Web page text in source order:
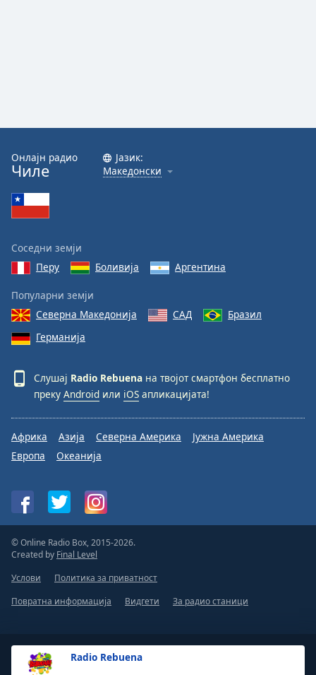
Radio Rebuena
Онлајн радио
Чиле
Јазик:
Македонски
Соседни земји
Перу
Боливија Аргентина
Популарни земји
Северна Македонија
САД
Бразил
Германија
Слушај Radio Rebuena на твојот смартфон бесплатно
преку Android или iOS апликацијата!
Африка Азија Северна Америка
Јужна Америка
Европа
Океанија
© Online Radio Box, 2015-2026.
Created by Final Level
Услови
Политика за приватност
Повратна информација
Видгети За радио станици